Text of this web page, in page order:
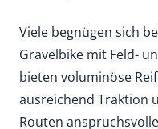
Viele begnügen sich
Gravelbike mit Feld-
bieten voluminöse
ausreichend Traktion
Routen